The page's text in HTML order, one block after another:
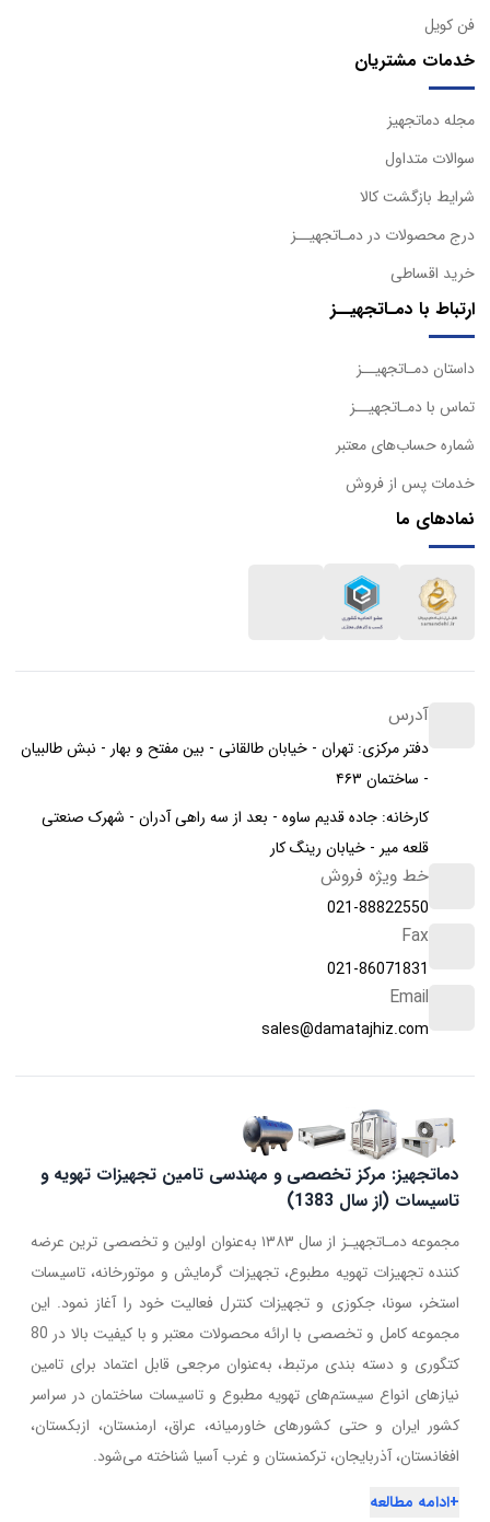
فن کویل
خدمات مشتریان
مجله دماتجهیز
سوالات متداول
شرایط بازگشت کالا
درج محصولات در دمـاتجهیــز
خرید اقساطی
ارتباط با دمـاتجهیــز
داستان دمـاتجهیــز
تماس با دمـاتجهیــز
شماره حساب‌های معتبر
خدمات پس از فروش
نمادهای ما
آدرس
دفتر مرکزی: تهران - خیابان طالقانی - بین مفتح و بهار - نبش طالبیان
- ساختمان ۴۶۳
کارخانه: جاده قدیم ساوه - بعد از سه راهی آدران - شهرک صنعتی
قلعه میر - خیابان رینگ کار
خط ویژه فروش
021-88822550
Fax
021-86071831
Email
sales@damatajhiz.com
دماتجهیز: مرکز تخصصی و مهندسی تامین تجهیزات تهویه و
تاسیسات (از سال 1383)
مجموعه دمـاتجهیـز از سال ۱۳۸۳ به‌عنوان اولین و تخصصی ترین عرضه
کننده تجهیزات تهویه مطبوع، تجهیزات گرمایش و موتورخانه، تاسیسات
استخر، سونا، جکوزی و تجهیزات کنترل فعالیت خود را آغاز نمود. این
مجموعه کامل و تخصصی با ارائه محصولات معتبر و با کیفیت بالا در 80
کتگوری و دسته بندی مرتبط، به‌عنوان مرجعی قابل اعتماد برای تامین
نیازهای انواع سیستم‌های تهویه مطبوع و تاسیسات ساختمان در سراسر
کشور ایران و حتی کشورهای خاورمیانه، عراق، ارمنستان، ازبکستان،
افغانستان، آذربایجان، ترکمنستان و غرب آسیا شناخته می‌شود.
+ادامه مطالعه